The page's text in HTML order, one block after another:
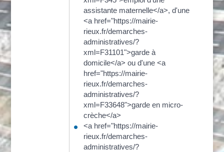
assistante maternelle</a>, d'une
<a href="https://mairie-
rieux.fr/demarches-
administratives/?
xml=F31101">garde à
domicile</a> ou d'une <a
href="https://mairie-
rieux.fr/demarches-
administratives/?
xml=F33648">garde en micro-
crèche</a>
<a href="https://mairie-
rieux.fr/demarches-
administratives/?